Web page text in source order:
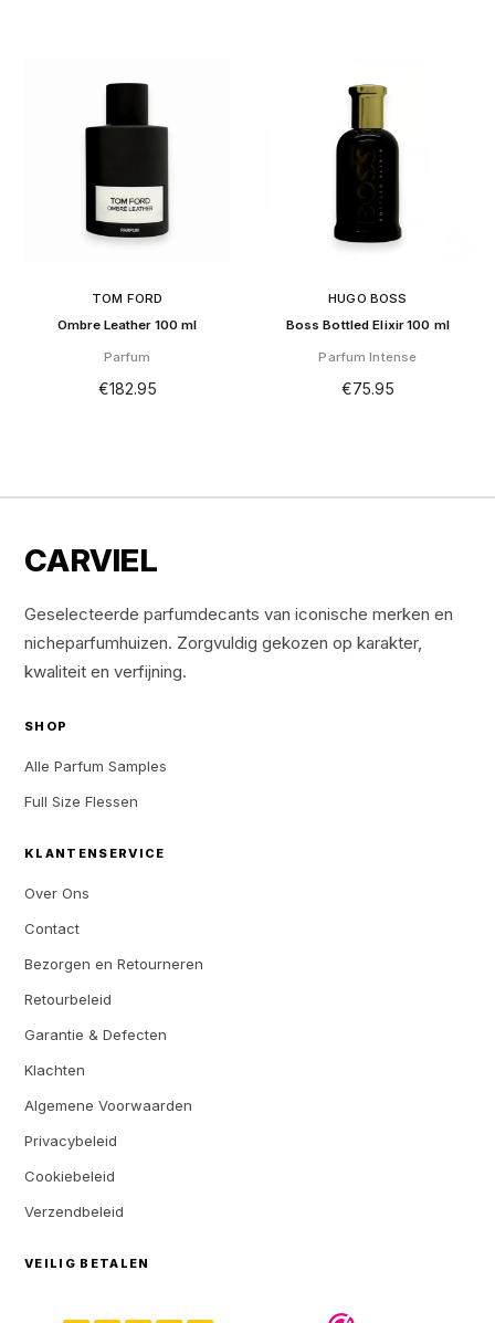
TOM FORD
Ombre Leather 100 ml
Parfum
€182.95
HUGO BOSS
Boss Bottled Elixir 100 ml
Parfum Intense
€75.95
CARVIEL
Geselecteerde parfumdecants van iconische merken en
nicheparfumhuizen. Zorgvuldig gekozen op karakter,
kwaliteit en verfijning.
SHOP
Alle Parfum Samples
Full Size Flessen
KLANTENSERVICE
Over Ons
Contact
Bezorgen en Retourneren
Retourbeleid
Garantie & Defecten
Klachten
Algemene Voorwaarden
Privacybeleid
Cookiebeleid
Verzendbeleid
VEILIG BETALEN